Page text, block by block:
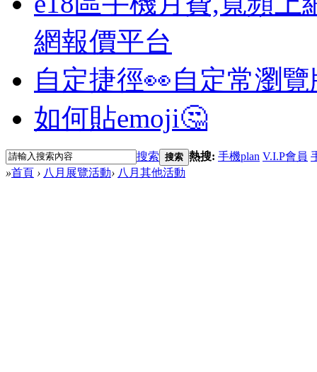
網報價平台
自定捷徑👀自定常瀏
如何貼emoji🤔
搜索 搜索 熱搜: 手機plan V.I.P會員
»首頁 › 八月展覽活動› 八月其他活動